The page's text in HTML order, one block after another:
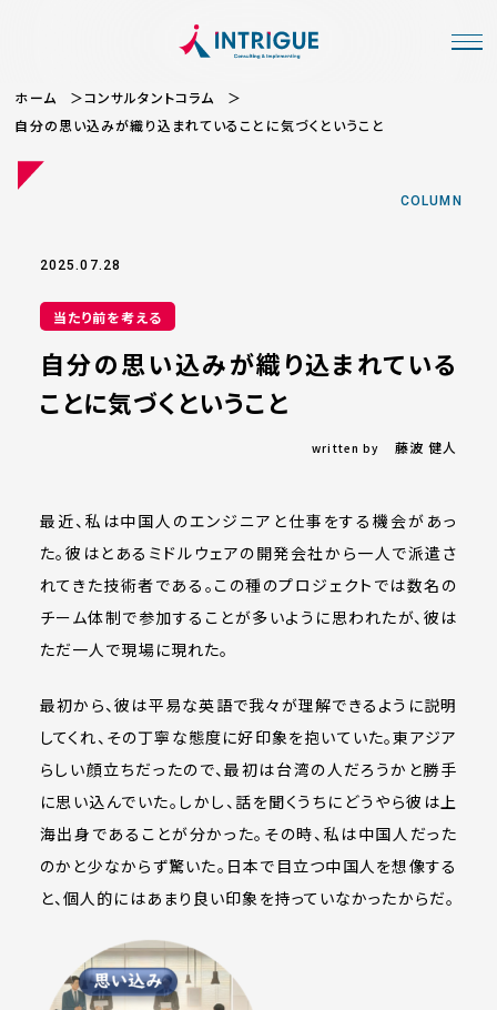
ホーム
コンサルタントコラム
自分の思い込みが織り込まれていることに気づくということ
COLUMN
2025.07.28
当たり前を考える
自分の思い込みが織り込まれている
ことに気づくということ
written by 藤波 健人
最近、私は中国人のエンジニアと仕事をする機会があっ
た。彼はとあるミドルウェアの開発会社から一人で派遣さ
れてきた技術者である。この種のプロジェクトでは数名の
チーム体制で参加することが多いように思われたが、彼は
ただ一人で現場に現れた。
最初から、彼は平易な英語で我々が理解できるように説明
してくれ、その丁寧な態度に好印象を抱いていた。東アジア
らしい顔立ちだったので、最初は台湾の人だろうかと勝手
に思い込んでいた。しかし、話を聞くうちにどうやら彼は上
海出身であることが分かった。その時、私は中国人だった
のかと少なからず驚いた。日本で目立つ中国人を想像する
と、個人的にはあまり良い印象を持っていなかったからだ。